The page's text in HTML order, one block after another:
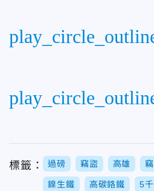
標籤： 過磅 竊盜 高雄
鎳生鐵 高碳鉻鐵 5